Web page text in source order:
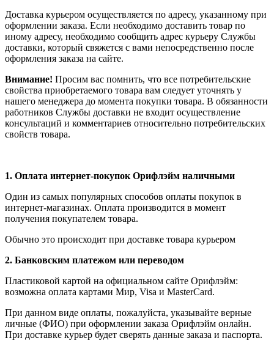
Доставка курьером осуществляется по адресу, указанному при
оформлении заказа. Если необходимо доставить товар по
иному адресу, необходимо сообщить адрес курьеру Службы
доставки, который свяжется с вами непосредственно после
оформления заказа на сайте.
Внимание! Просим вас помнить, что все потребительские
свойства приобретаемого товара вам следует уточнять у
нашего менеджера до момента покупки товара. В обязанности
работников Службы доставки не входит осуществление
консультаций и комментариев относительно потребительских
свойств товара.
1. Оплата интернет-покупок Орифлэйм наличными
Один из самых популярных способов оплаты покупок в
интернет-магазинах. Оплата производится в момент
получения покупателем товара.
Обычно это происходит при доставке товара курьером
2. Банковским платежом или переводом
Пластиковой картой на официальном сайте Орифлэйм:
возможна оплата картами Мир, Visa и MasterCard.
При данном виде оплаты, пожалуйста, указывайте верные
личные (ФИО) при оформлении заказа Орифлэйм онлайн.
При доставке курьер будет сверять данные заказа и паспорта.